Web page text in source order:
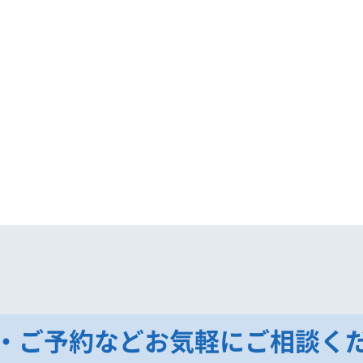
ご予約などお気軽にご相談く